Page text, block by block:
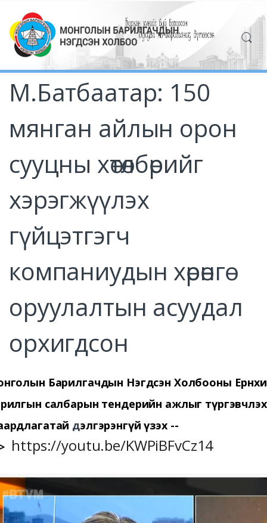
М.Батбаатар: 150
мянган айлын орон
сууцны хөтөлбөрийг
хэрэгжүүлэх
гүйцэтгэгч
компаниудын хөрөнгө
оруулалтын асуудал
орхигдсон
Барилгачдын Нэгдсэн Холбооны
салбарын тендерийн ажлыг түргэвчлэх
дэлгэрэнгүй үзэх --
https://youtu.be/KWPiBFvCz14